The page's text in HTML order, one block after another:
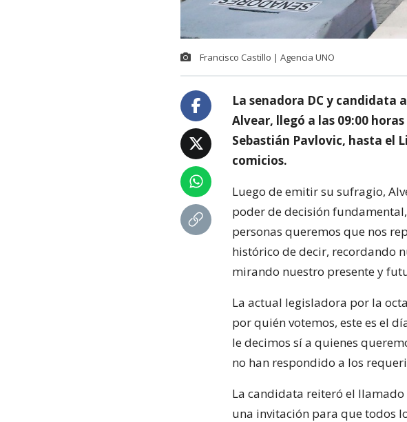
Francisco Castillo | Agencia UNO
La senadora DC y candidata
Alvear, llegó a las 09:00
Sebastián Pavlovic, hasta el
comicios.
Luego de emitir su sufragio,
poder de decisión
personas queremos que nos
histórico de decir, recordando
mirando nuestro presente y
La actual legisladora por la
por quién votemos, este es el
le decimos sí a quienes
no han respondido a los
La candidata reiteró el llamado
una invitación para que todos